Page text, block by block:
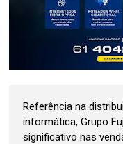
Referência na
informática, Grupo
significativo nas